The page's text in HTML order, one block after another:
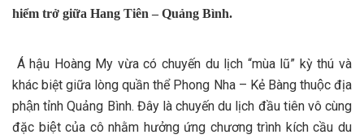
hiểm trở giữa Hang Tiên – Quảng Bình.
Á hậu Hoàng My vừa có chuyến du lịch “mùa lũ” kỳ thú và
khác biệt giữa lòng quần thể Phong Nha – Kẻ Bàng thuộc địa
phận tỉnh Quảng Bình. Đây là chuyến du lịch đầu tiên vô cùng
đặc biệt của cô nhằm hưởng ứng chương trình kích cầu du